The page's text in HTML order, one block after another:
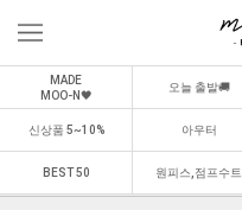
MADE
MOO-N🖤
오늘 출발🚚
신상품 5~10% 아우터
BEST 50 원피스,점프수트